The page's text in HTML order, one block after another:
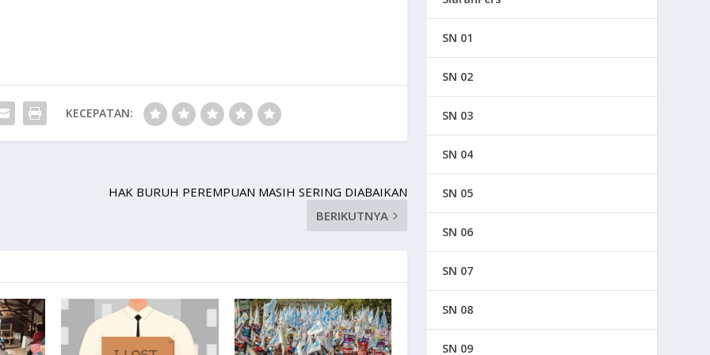
KECEPATAN:
HAK BURUH PEREMPUAN MASIH SERING DIABAIKAN
BERIKUTNYA
SN 01
SN 02
SN 03
SN 04
SN 05
SN 06
SN 07
SN 08
SN 09